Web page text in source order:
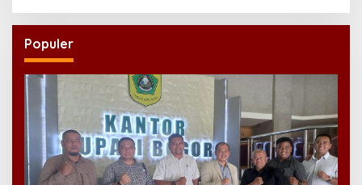
Populer